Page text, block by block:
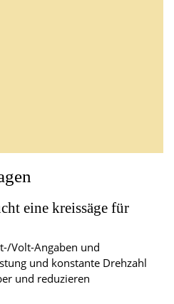
eine kreissäge für
Volt-Angaben und
und konstante Drehzahl
und reduzieren